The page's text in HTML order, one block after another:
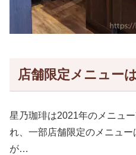
店舗限定メニュー
星乃珈琲は2021年のメニュ
れ、一部店舗限定のメニュ
が…